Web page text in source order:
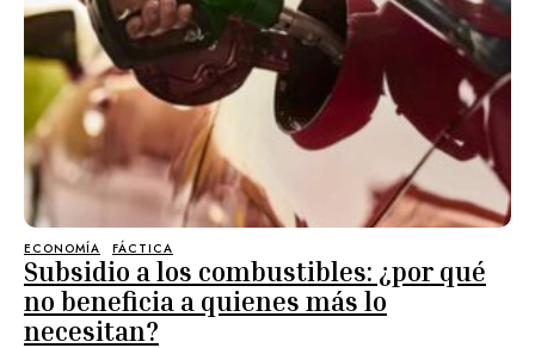
ECONOMÍA FÁCTICA
Subsidio a los combustibles: ¿por qué
no beneficia a quienes más lo
necesitan?